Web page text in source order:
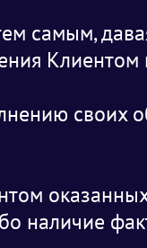
самым,
Клиентом
своих
оказанных
наличие